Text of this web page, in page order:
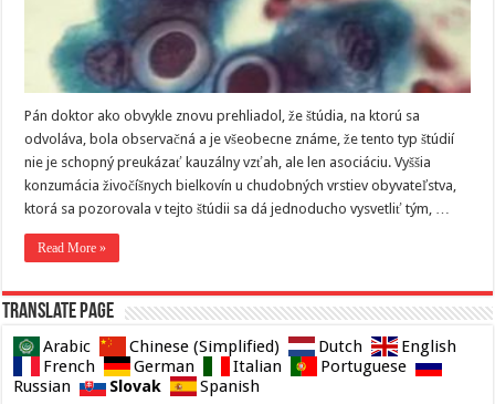
Pán doktor ako obvykle znovu prehliadol, že štúdia, na ktorú sa
odvoláva, bola observačná a je všeobecne známe, že tento typ štúdií
nie je schopný preukázať kauzálny vzťah, ale len asociáciu. Vyššia
konzumácia živočíšnych bielkovín u chudobných vrstiev obyvateľstva,
ktorá sa pozorovala v tejto štúdii sa dá jednoducho vysvetliť tým, …
Read More »
Translate page
Arabic Chinese (Simplified) Dutch
English
French
German Italian
Portuguese
Russian
Slovak Spanish